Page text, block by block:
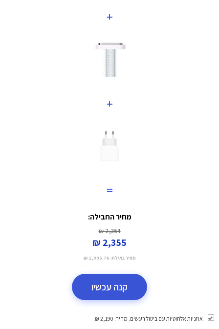
+
+
=
מחיר החבילה:
2,364 ₪
2,355 ₪
מחיר באילת: 1,995.76 ₪
קנה עכשיו
אוזניות אלחוטיות עם ביטול רעשים. מחיר: 2,190 ₪.